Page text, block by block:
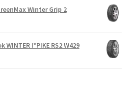
Winter Grip 2
WINTER I*PIKE RS2 W429